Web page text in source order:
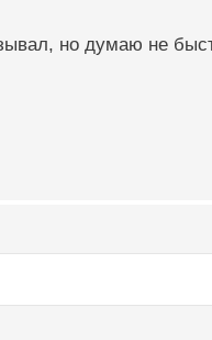
но думаю не